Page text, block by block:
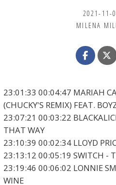
2021-11-
MILENA
23:01:33 00:04:47 MARIAH
(CHUCKY'S REMIX) FEAT.
23:07:21 00:03:22
THAT WAY
23:10:39 00:02:34 LLOYD
23:13:12 00:05:19 SWITCH -
23:19:46 00:06:02 LONNIE
WINE